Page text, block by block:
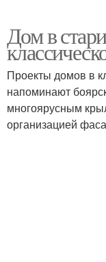
Дом в
Дом в
Проекты домов в
напоминают
многоярусным
организацией